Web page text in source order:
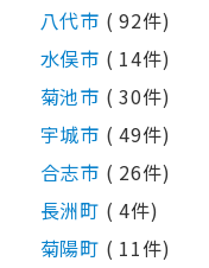
八代市 ( 92件)
水俣市 ( 14件)
菊池市 ( 30件)
宇城市 ( 49件)
合志市 ( 26件)
長洲町 ( 4件)
菊陽町 ( 11件)